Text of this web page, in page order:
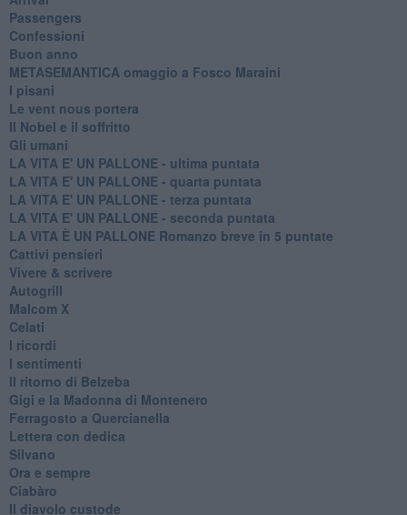
Passengers
Confessioni
Buon anno
METASEMANTICA omaggio a Fosco Maraini
I pisani
Le vent nous portera
Il Nobel e il soffritto
Gli umani
LA VITA E' UN PALLONE - ultima puntata
LA VITA E' UN PALLONE - quarta puntata
LA VITA E' UN PALLONE - terza puntata
LA VITA E' UN PALLONE - seconda puntata
LA VITA È UN PALLONE Romanzo breve in 5 puntate
Cattivi pensieri
Vivere & scrivere
Autogrill
Malcom X
Celati
I ricordi
I sentimenti
Il ritorno di Belzeba
Gigi e la Madonna di Montenero
Ferragosto a Quercianella
Lettera con dedica
Silvano
Ora e sempre
Ciabàro
Il diavolo custode